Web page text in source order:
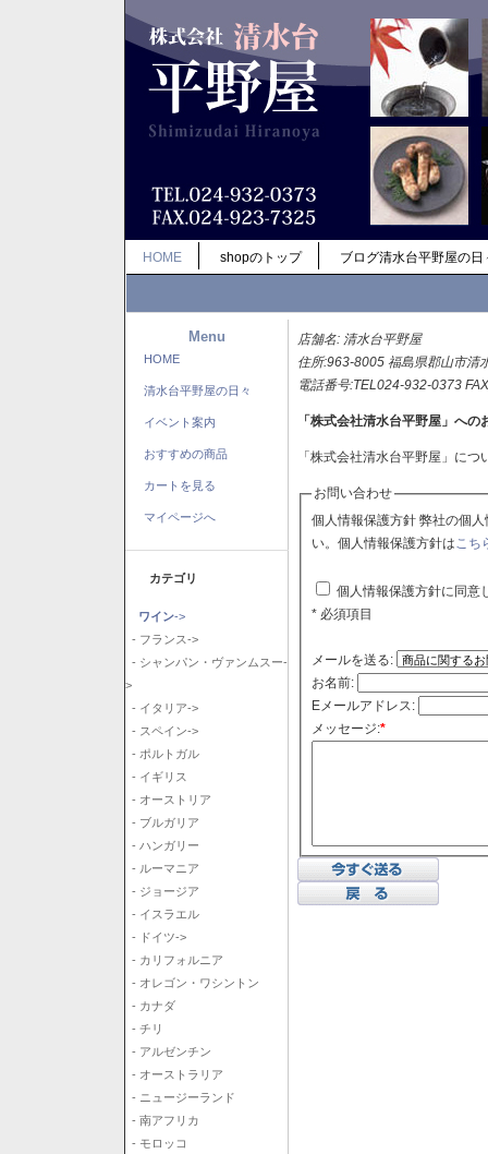
HOME shopのトップ ブログ清水台平野屋の日
Menu
HOME
清水台平野屋の日々
イベント案内
おすすめの商品
カートを見る
マイページへ
カテゴリ
ワイン->
- フランス->
- シャンパン・ヴァンムスー-
>
- イタリア->
- スペイン->
- ポルトガル
- イギリス
- オーストリア
- ブルガリア
- ハンガリー
- ルーマニア
- ジョージア
- イスラエル
- ドイツ->
- カリフォルニア
- オレゴン・ワシントン
- カナダ
- チリ
- アルゼンチン
- オーストラリア
- ニュージーランド
- 南アフリカ
- モロッコ
店舗名: 清水台平野屋
住所:963-8005 福島県郡山市清
電話番号:TEL024-932-0373
「株式会社清水台平野屋」への
「株式会社清水台平野屋」に
お問い合わせ
個人情報保護方針 弊社の個人情報保護方針に同意される場合はチェックボックスをクリックしてくださ
い。個人情報保護方針はこち
個人情報保護方針に同意
* 必須項目
メールを送る:
お名前:
Eメールアドレス:
メッセージ:*